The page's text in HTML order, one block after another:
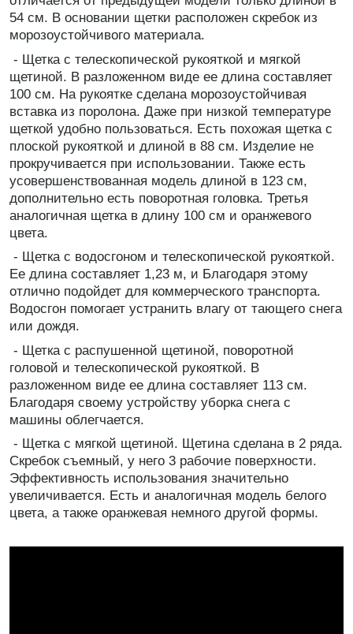
54 см. В основании щетки расположен скребок из
морозоустойчивого материала.
- Щетка с телескопической рукояткой и мягкой
щетиной. В разложенном виде ее длина составляет
100 см. На рукоятке сделана морозоустойчивая
вставка из поролона. Даже при низкой температуре
щеткой удобно пользоваться. Есть похожая щетка с
плоской рукояткой и длиной в 88 см. Изделие не
прокручивается при использовании. Также есть
усовершенствованная модель длиной в 123 см,
дополнительно есть поворотная головка. Третья
аналогичная щетка в длину 100 см и оранжевого
цвета.
- Щетка с водосгоном и телескопической рукояткой.
Ее длина составляет 1,23 м, и Благодаря этому
отлично подойдет для коммерческого транспорта.
Водосгон помогает устранить влагу от тающего снега
или дождя.
- Щетка с распушенной щетиной, поворотной
головой и телескопической рукояткой. В
разложенном виде ее длина составляет 113 см.
Благодаря своему устройству уборка снега с
машины облегчается.
- Щетка с мягкой щетиной. Щетина сделана в 2 ряда.
Скребок съемный, у него 3 рабочие поверхности.
Эффективность использования значительно
увеличивается. Есть и аналогичная модель белого
цвета, а также оранжевая немного другой формы.